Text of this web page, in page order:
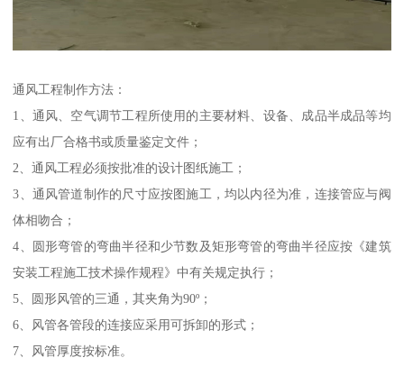
通风工程制作方法：
1、通风、空气调节工程所使用的主要材料、设备、成品半成品等均
应有出厂合格书或质量鉴定文件；
2、通风工程必须按批准的设计图纸施工；
3、通风管道制作的尺寸应按图施工，均以内径为准，连接管应与阀
体相吻合；
4、圆形弯管的弯曲半径和少节数及矩形弯管的弯曲半径应按《建筑
安装工程施工技术操作规程》中有关规定执行；
5、圆形风管的三通，其夹角为90º；
6、风管各管段的连接应采用可拆卸的形式；
7、风管厚度按标准。